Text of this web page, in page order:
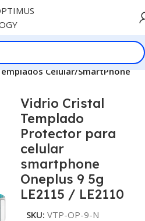
Celular/SmartPhone
Vidrio Cristal
Templado
Protector para
celular
smartphone
Oneplus 9 5g
LE2115 / LE2110
SKU: VTP-OP-9-N